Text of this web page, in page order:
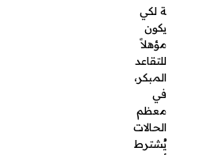
يُشترط أن
يكون قد
أكمل ما لا
عامًا من
الخدمة
الفعلية،
لكن قد